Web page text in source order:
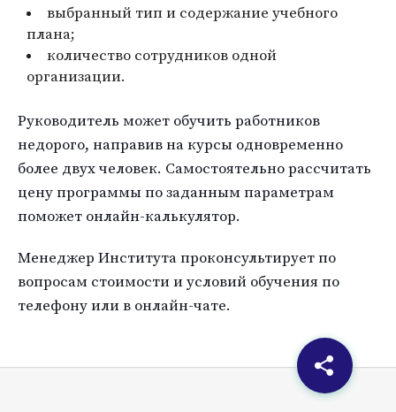
выбранный тип и содержание учебного
плана;
количество сотрудников одной
организации.
Руководитель может обучить работников
недорого, направив на курсы одновременно
более двух человек. Самостоятельно рассчитать
цену программы по заданным параметрам
поможет онлайн-калькулятор.
Менеджер Института проконсультирует по
вопросам стоимости и условий обучения по
телефону или в онлайн-чате.